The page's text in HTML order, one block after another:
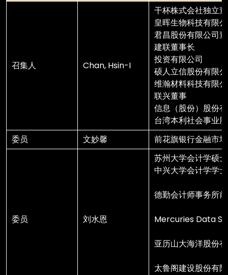
学/经历
召集人 Chan, Hsin-I
干杯株式会社独立
皇晖生物科技有限
君昌股份有限公司
建联董事长
投资有限公司
硕人立信股份有限
维瀚材料科技有限
联兴董事
信息（股份）股份
台湾本利社会事业
委员
文妙馨 前花旗银行金融市
委员 刘水恩
苏州大学会计学硕士
中兴大学会计学学士
德勤会计师事务所
Mercuries Data
亚历山大海洋股份
太鲁阁建设股份有